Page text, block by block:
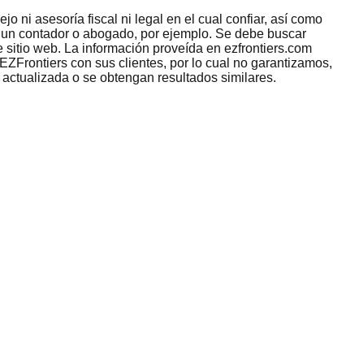
ni asesoría fiscal ni legal en el cual confiar, así como
contador o abogado, por ejemplo. Se debe buscar
web. La información proveída en ezfrontiers.com
con sus clientes, por lo cual no garantizamos,
o se obtengan resultados similares.